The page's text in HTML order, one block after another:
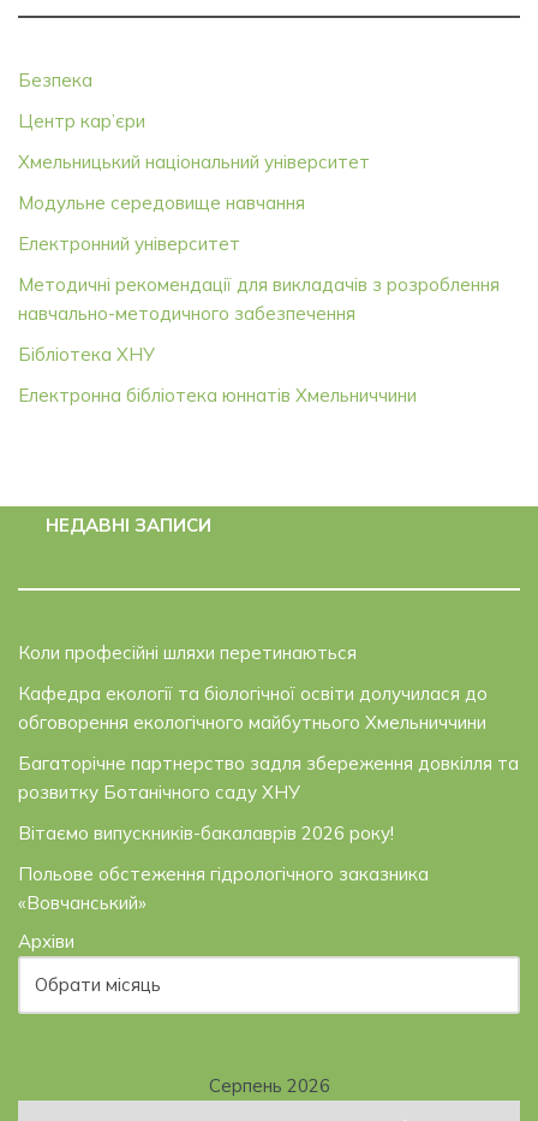
Безпека
Центр кар’єри
Хмельницький національний університет
Модульне середовище навчання
Електронний університет
Методичні рекомендації для викладачів з розроблення
навчально-методичного забезпечення
Бібліотека ХНУ
Електронна бібліотека юннатів Хмельниччини
НЕДАВНІ ЗАПИСИ
Коли професійні шляхи перетинаються
Кафедра екології та біологічної освіти долучилася до
обговорення екологічного майбутнього Хмельниччини
Багаторічне партнерство задля збереження довкілля та
розвитку Ботанічного саду ХНУ
Вітаємо випускників-бакалаврів 2026 року!
Польове обстеження гідрологічного заказника
«Вовчанський»
Архіви
Серпень 2026